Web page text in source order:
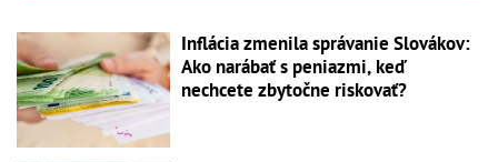
Inflácia zmenila správanie Slovákov:
Ako narábať s peniazmi, keď
nechcete zbytočne riskovať?